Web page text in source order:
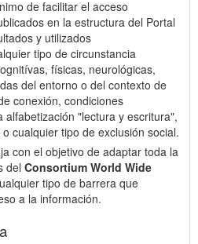
de facilitar el acceso
en la estructura del Portal
y utilizados
tipo de circunstancia
físicas, neurológicas,
del entorno o del contexto de
conexión, condiciones
"lectura y escritura",
cualquier tipo de exclusión social.
con el objetivo de adaptar toda la
del Consortium World Wide
tipo de barrera que
a la información.